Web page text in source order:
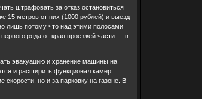
штрафовать за отказ остановиться
15 метров от них (1000 рублей) и выезд
лишь потому что над этими полосами
ряда от края проезжей части — в
эвакуацию и хранение машины на
и расширить функционал камер
но и за парковку на газоне. В